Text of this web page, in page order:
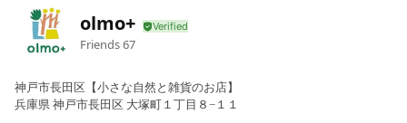
olmo+
Friends67
神戸市長田区【小さな自然と雑貨のお店】
兵庫県 神戸市長田区 大塚町１丁目８−１１